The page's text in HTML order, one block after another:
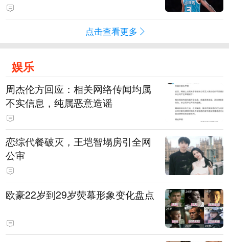
点击查看更多
娱乐
周杰伦方回应：相关网络传闻均属
不实信息，纯属恶意造谣
恋综代餐破灭，王垲智塌房引全网
公审
欧豪22岁到29岁荧幕形象变化盘点